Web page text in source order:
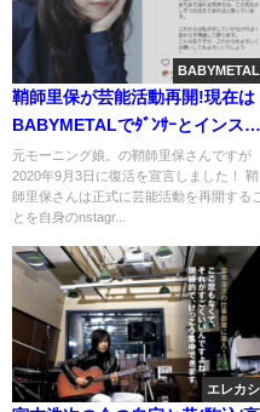
BABYMETAL
鞘師里保が芸能活動再開!現在は
BABYMETALでﾀﾞﾝｻｰとインスタ
復活(画像)
元モーニング娘。の鞘師里保さんですが
2020年9月3日に復活を宣言しました！ 鞘
師里保さんは正式に芸能活動を再開するこ
とを自身のnstagr...
エレカシ